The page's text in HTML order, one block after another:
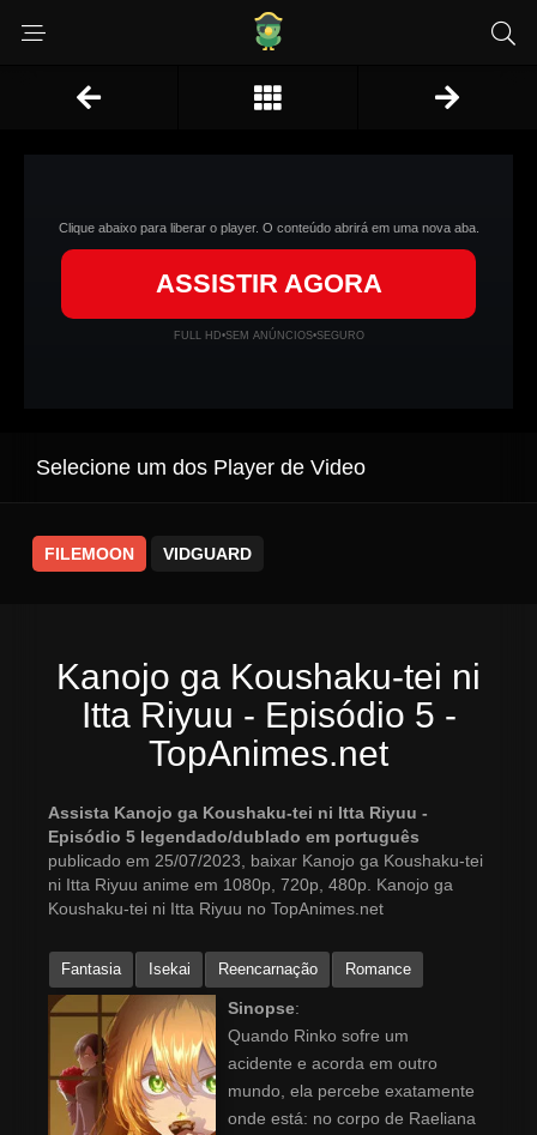
Clique abaixo para liberar o player. O conteúdo abrirá em uma nova aba.
ASSISTIR AGORA
FULL HD•SEM ANÚNCIOS•SEGURO
Selecione um dos Player de Video
FILEMOON VIDGUARD
Kanojo ga Koushaku-tei ni
Itta Riyuu - Episódio 5 -
TopAnimes.net
Assista Kanojo ga Koushaku-tei ni Itta Riyuu -
Episódio 5 legendado/dublado em português
publicado em 25/07/2023, baixar Kanojo ga Koushaku-tei
ni Itta Riyuu anime em 1080p, 720p, 480p. Kanojo ga
Koushaku-tei ni Itta Riyuu no TopAnimes.net
Fantasia Isekai Reencarnação Romance
Sinopse:
Quando Rinko sofre um
acidente e acorda em outro
mundo, ela percebe exatamente
onde está: no corpo de Raeliana